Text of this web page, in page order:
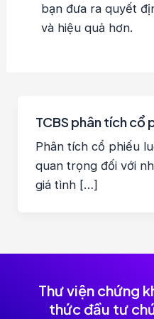
bạn đưa ra quyết
và hiệu quả hơn.
TCBS phân tích cổ
Phân tích cổ phiếu
quan trọng đối với
giá tình […]
Thư viện chứng
thức đầu tư